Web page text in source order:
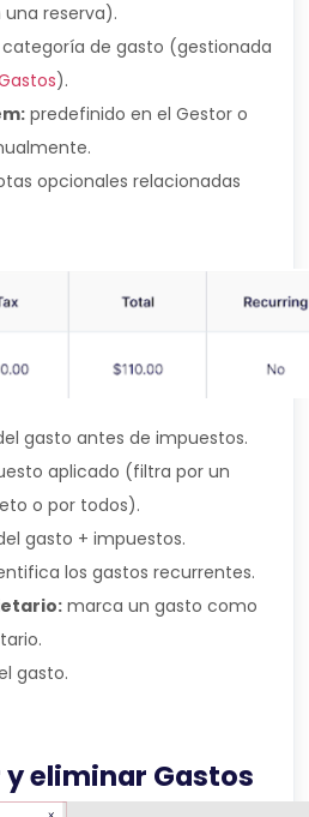
reserva).
categoría de gasto (gestionada
).
predefinido en el Gestor o
opcionales relacionadas
gasto antes de impuestos.
aplicado (filtra por un
o por todos).
gasto + impuestos.
los gastos recurrentes.
marca un gasto como
gasto.
eliminar Gastos